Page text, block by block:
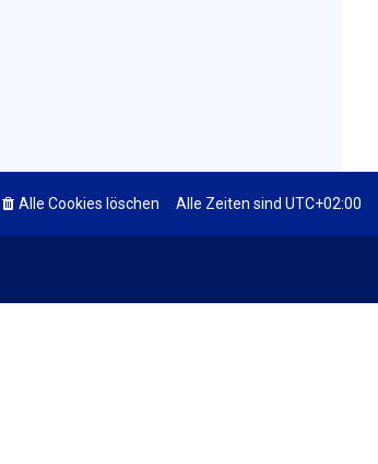
Alle Zeiten sind UTC+02:00
Alle Cookies löschen